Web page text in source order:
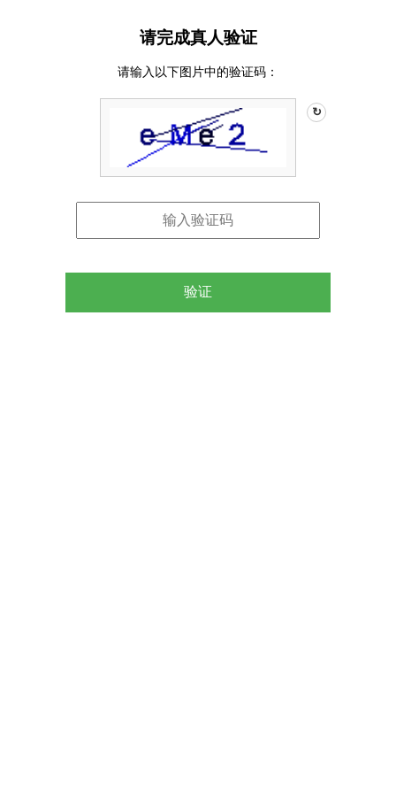
请完成真人验证
请输入以下图片中的验证码：
↻
验证